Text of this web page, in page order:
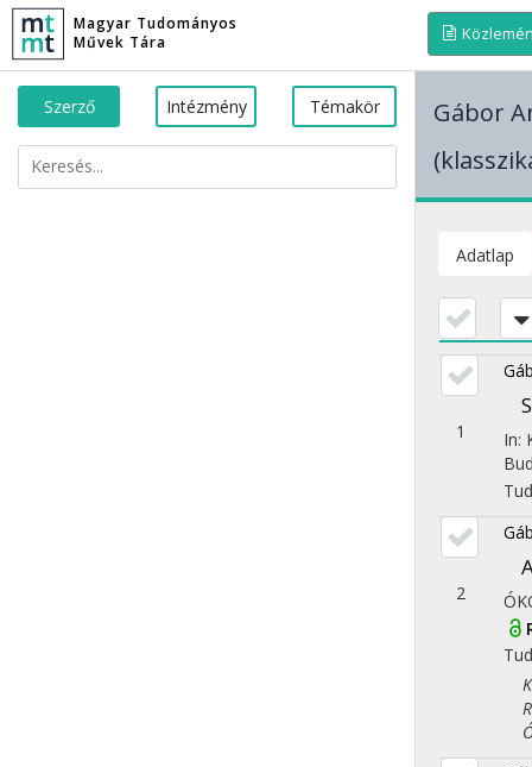
Magyar Tudományos
Művek Tára
Szerző Intézmény Témakör
Gábor
Adatlap
1 In:
2